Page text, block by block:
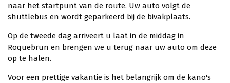
naar het startpunt van de route. Uw auto volgt de
shuttlebus en wordt geparkeerd bij de bivakplaats.
Op de tweede dag arriveert u laat in de middag in
Roquebrun en brengen we u terug naar uw auto om deze
op te halen.
Voor een prettige vakantie is het belangrijk om de kano's